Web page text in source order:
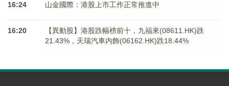
16:24 山金國際：港股上市工作正常推進中
16:20
【異動股】港股跌幅榜前十，九福來(08611.HK)跌
21.43%，天瑞汽車内飾(06162.HK)跌18.44%